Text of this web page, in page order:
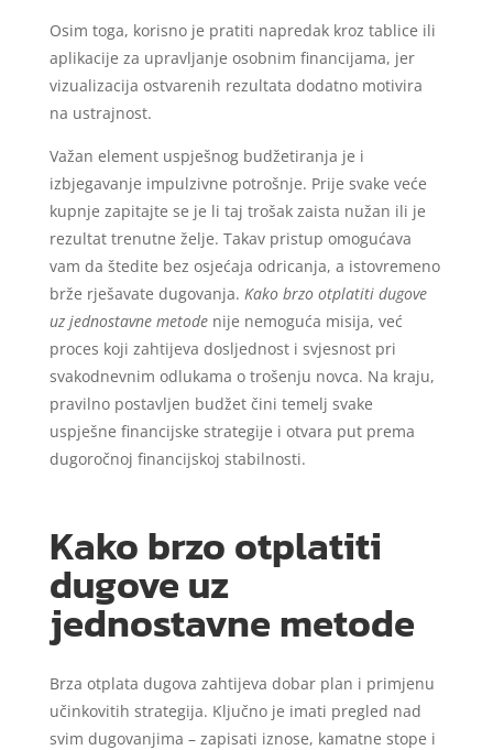
Osim toga, korisno je pratiti napredak kroz tablice ili
aplikacije za upravljanje osobnim financijama, jer
vizualizacija ostvarenih rezultata dodatno motivira
na ustrajnost.
Važan element uspješnog budžetiranja je i
izbjegavanje impulzivne potrošnje. Prije svake veće
kupnje zapitajte se je li taj trošak zaista nužan ili je
rezultat trenutne želje. Takav pristup omogućava
vam da štedite bez osjećaja odricanja, a istovremeno
brže rješavate dugovanja. Kako brzo otplatiti dugove
uz jednostavne metodenije nemoguća misija, već
proces koji zahtijeva dosljednost i svjesnost pri
svakodnevnim odlukama o trošenju novca. Na kraju,
pravilno postavljen budžet čini temelj svake
uspješne financijske strategije i otvara put prema
dugoročnoj financijskoj stabilnosti.
Kako brzo otplatiti
dugove uz
jednostavne metode
Brza otplata dugova zahtijeva dobar plan i primjenu
učinkovitih strategija. Ključno je imati pregled nad
svim dugovanjima – zapisati iznose, kamatne stope i